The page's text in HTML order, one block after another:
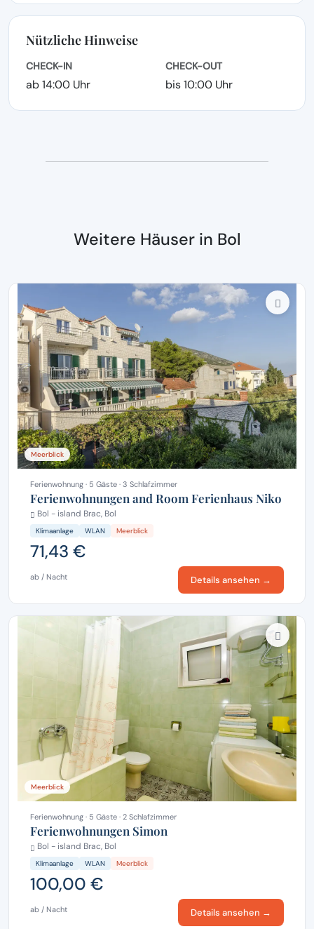
Nützliche Hinweise
CHECK-IN
ab 14:00 Uhr
CHECK-OUT
bis 10:00 Uhr
Weitere Häuser in Bol
Meerblick
Ferienwohnung · 5 Gäste · 3 Schlafzimmer
Ferienwohnungen and Room Ferienhaus Niko
Bol - island Brac, Bol
Klimaanlage WLAN Meerblick
71,43 €
ab / Nacht Details ansehen →
Meerblick
Ferienwohnung · 5 Gäste · 2 Schlafzimmer
Ferienwohnungen Simon
Bol - island Brac, Bol
Klimaanlage WLAN Meerblick
100,00 €
ab / Nacht Details ansehen →